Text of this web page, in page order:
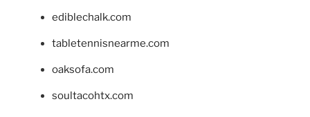
ediblechalk.com
tabletennisnearme.com
oaksofa.com
soultacohtx.com